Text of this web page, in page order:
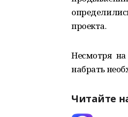
проекта.
Несмотря
набрать
Читайте